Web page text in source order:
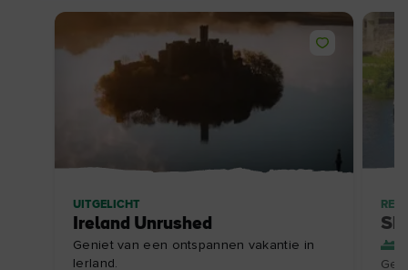
UITGELICHT
Ireland Unrushed
Geniet van een ontspannen vakantie in
Ierland.